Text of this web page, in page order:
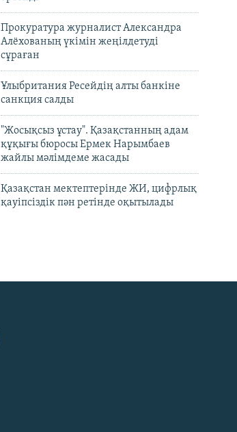
Прокуратура журналист Александра
Алёхованың үкімін жеңілдетуді
сұраған
Ұлыбритания Ресейдің алты банкіне
санкция салды
"Жосықсыз ұстау". Қазақстанның адам
құқығы бюросы Ермек Нарымбаев
жайлы мәлімдеме жасады
Қазақстан мектептерінде ЖИ, цифрлық
қауіпсіздік пән ретінде оқытылады